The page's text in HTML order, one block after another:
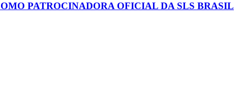
PATROCINADORA OFICIAL DA SLS BRASIL